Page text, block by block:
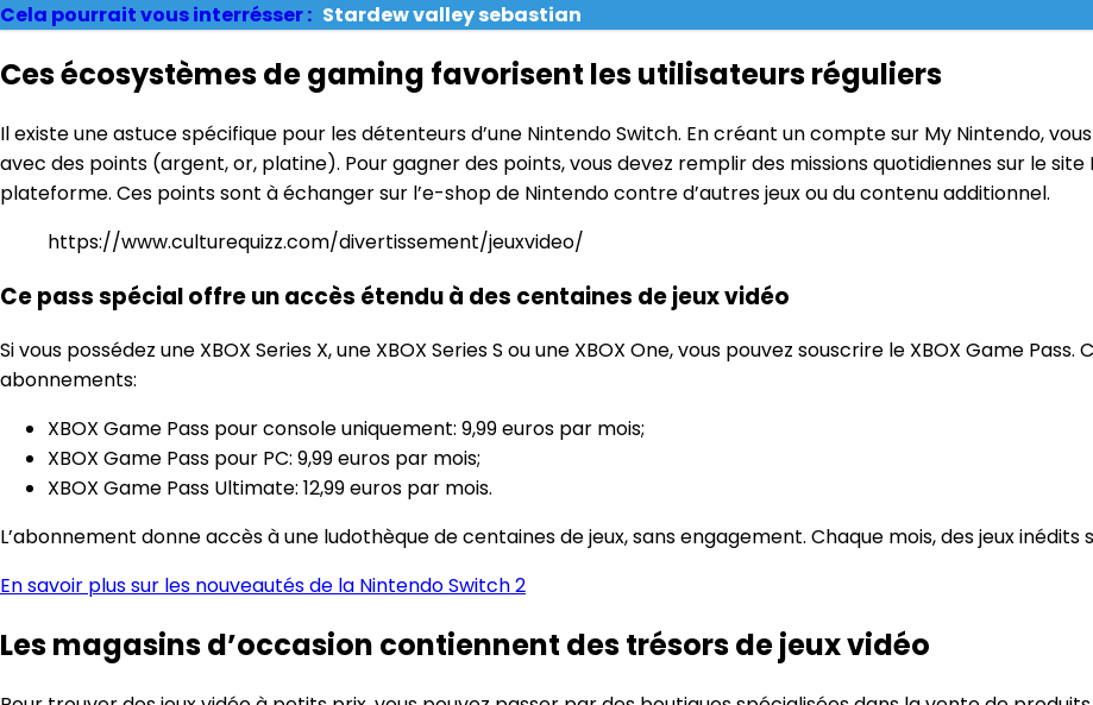
Cela pourrait vous interrésser : Stardew valley sebastian
Ces écosystèmes de gaming favorisent les utilisateurs réguliers
Il existe une astuce spécifique pour les détenteurs d’une Nintendo Switch. En créant un compte sur My Nintendo,
avec des points (argent, or, platine). Pour gagner des points, vous devez remplir des missions quotidiennes sur le
plateforme. Ces points sont à échanger sur l’e-shop de Nintendo contre d’autres jeux ou du contenu additionnel.
https://www.culturequizz.com/divertissement/jeuxvideo/
Ce pass spécial offre un accès étendu à des centaines de jeux vidéo
Si vous possédez une XBOX Series X, une XBOX Series S ou une XBOX One, vous pouvez souscrire le XBOX Game
abonnements:
XBOX Game Pass pour console uniquement: 9,99 euros par mois;
XBOX Game Pass pour PC: 9,99 euros par mois;
XBOX Game Pass Ultimate: 12,99 euros par mois.
L’abonnement donne accès à une ludothèque de centaines de jeux, sans engagement. Chaque mois, des jeux inédits
En savoir plus sur les nouveautés de la Nintendo Switch 2
Les magasins d’occasion contiennent des trésors de jeux vidéo